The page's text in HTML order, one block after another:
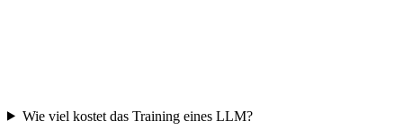
Wie viel kostet das Training eines LLM?